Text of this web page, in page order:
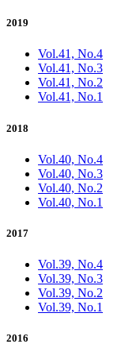
2019
Vol.41, No.4
Vol.41, No.3
Vol.41, No.2
Vol.41, No.1
2018
Vol.40, No.4
Vol.40, No.3
Vol.40, No.2
Vol.40, No.1
2017
Vol.39, No.4
Vol.39, No.3
Vol.39, No.2
Vol.39, No.1
2016